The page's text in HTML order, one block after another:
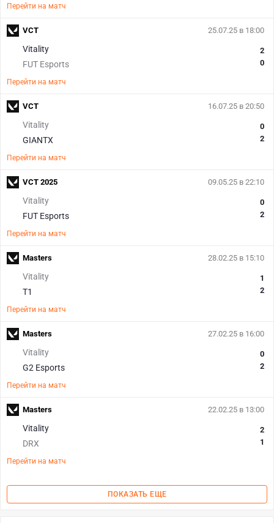
Перейти на матч
25.07.25 в 18:00
Vitality
FUT Esports
2
0
Перейти на матч
VCT
16.07.25 в 20:50
Vitality
GIANTX
0
2
Перейти на матч
VCT
09.05.25 в 22:10
Vitality
FUT Esports
0
2
Перейти на матч
VCT 2025
28.02.25 в 15:10
Vitality
T1
1
2
Перейти на матч
Masters
27.02.25 в 16:00
Vitality
G2 Esports
0
2
Перейти на матч
Masters
22.02.25 в 13:00
Vitality
DRX
2
1
Перейти на матч
Masters
ПОКАЗАТЬ ЕЩЕ